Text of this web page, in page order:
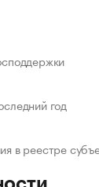
год
в реестре